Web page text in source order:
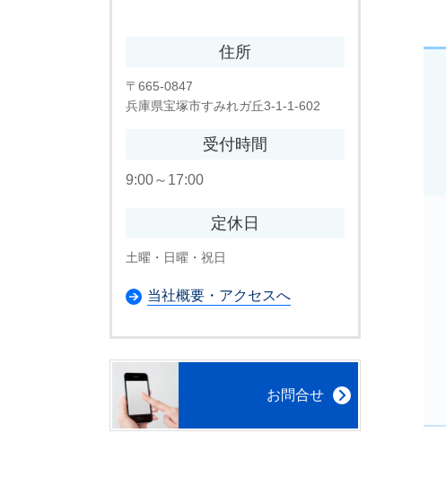
住所
〒665-0847
兵庫県宝塚市すみれガ丘3-1-1-602
受付時間
9:00～17:00
定休日
土曜・日曜・祝日
当社概要・アクセスへ
お問合せ